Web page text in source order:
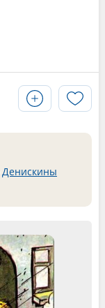
Денискины